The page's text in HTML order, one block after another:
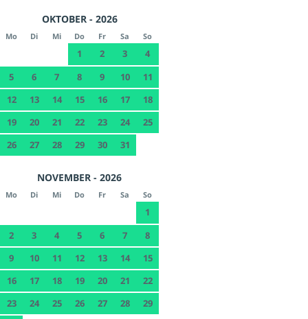
OKTOBER - 2026
Mo Di Mi Do Fr Sa So
1 2 3
4
5
6 7 8 9 10
11
12
13 14 15 16 17
18
19
20 21 22 23 24
25
26
27 28 29 30 31
NOVEMBER - 2026
Mo Di Mi Do Fr Sa So
1
2
3 4 5 6 7
8
9
10 11 12 13 14
15
16
17 18 19 20 21
22
23
24 25 26 27 28
29